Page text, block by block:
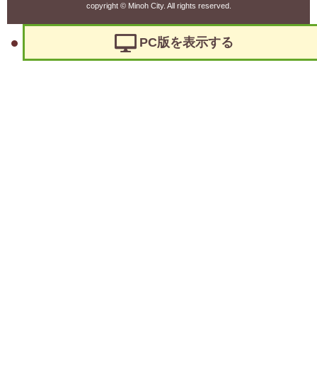
copyright ©Minoh City. All rights reserved.
PC版を表示する